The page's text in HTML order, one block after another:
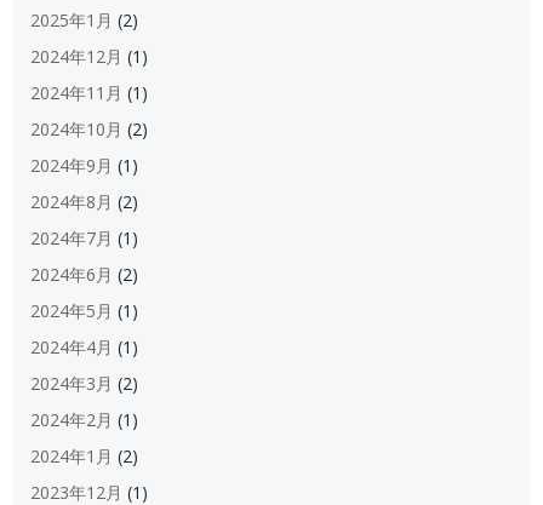
2025年1月 (2)
2024年12月 (1)
2024年11月 (1)
2024年10月 (2)
2024年9月 (1)
2024年8月 (2)
2024年7月 (1)
2024年6月 (2)
2024年5月 (1)
2024年4月 (1)
2024年3月 (2)
2024年2月 (1)
2024年1月 (2)
2023年12月 (1)